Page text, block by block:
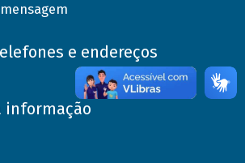
e endereços
informação